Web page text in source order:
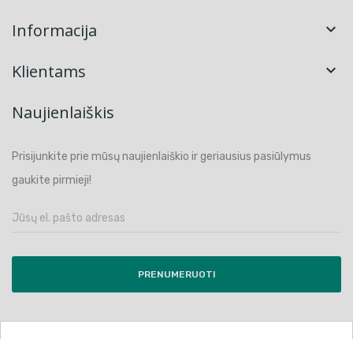
Informacija 
Klientams 
Naujienlaiškis
Prisijunkite prie mūsų naujienlaiškio ir geriausius pasiūlymus
gaukite pirmieji!
PRENUMERUOTI